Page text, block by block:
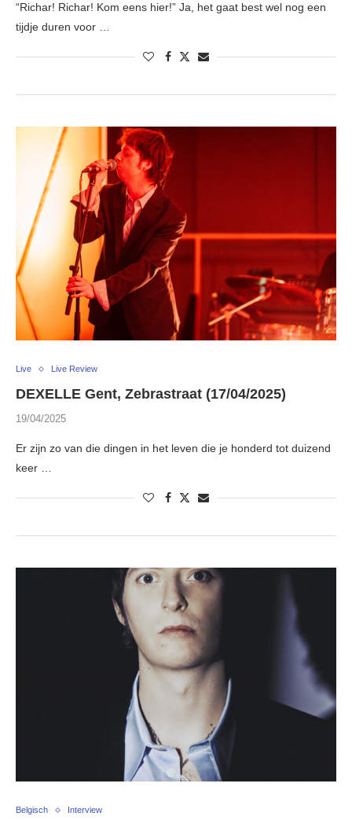
“Richar! Richar! Kom eens hier!” Ja, het gaat best wel nog een
tijdje duren voor …
Live Live Review
DEXELLE Gent, Zebrastraat (17/04/2025)
19/04/2025
Er zijn zo van die dingen in het leven die je honderd tot duizend
keer …
Belgisch Interview